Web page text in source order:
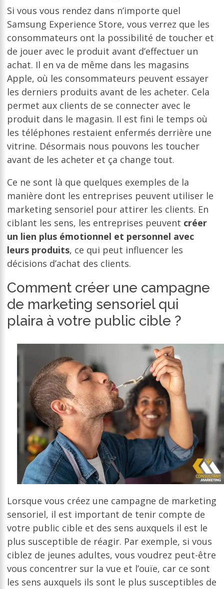
Si vous vous rendez dans n’importe quel
Samsung Experience Store, vous verrez que les
consommateurs ont la possibilité de toucher et
de jouer avec le produit avant d’effectuer un
achat. Il en va de même dans les magasins
Apple, où les consommateurs peuvent essayer
les derniers produits avant de les acheter. Cela
permet aux clients de se connecter avec le
produit dans le magasin. Il est fini le temps où
les téléphones restaient enfermés derrière une
vitrine. Désormais nous pouvons les toucher
avant de les acheter et ça change tout.
Ce ne sont là que quelques exemples de la
manière dont les entreprises peuvent utiliser le
marketing sensoriel pour attirer les clients. En
ciblant les sens, les entreprises peuvent créer
un lien plus émotionnel et personnel avec
leurs produits, ce qui peut influencer les
décisions d’achat des clients.
Comment créer une campagne
de marketing sensoriel qui
plaira à votre public cible ?
Lorsque vous créez une campagne de marketing
sensoriel, il est important de tenir compte de
votre public cible et des sens auxquels il est le
plus susceptible de réagir. Par exemple, si vous
ciblez de jeunes adultes, vous voudrez peut-être
vous concentrer sur la vue et l’ouïe, car ce sont
les sens auxquels ils sont le plus susceptibles de